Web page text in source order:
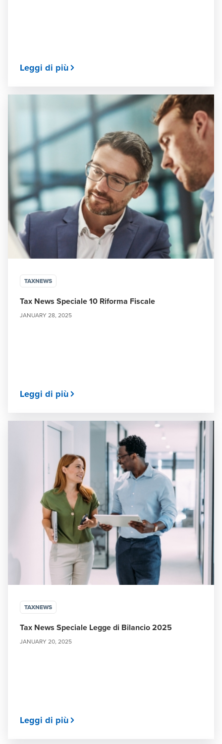
Leggi di più
TAXNEWS
Tax News Speciale 10 Riforma Fiscale
JANUARY 28, 2025
Leggi di più
TAXNEWS
Tax News Speciale Legge di Bilancio 2025
JANUARY 20, 2025
Leggi di più